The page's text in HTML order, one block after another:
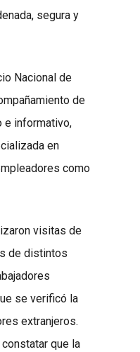
segura y
Nacional de
de
e informativo,
en
como
visitas de
de distintos
se verificó la
extranjeros.
que la